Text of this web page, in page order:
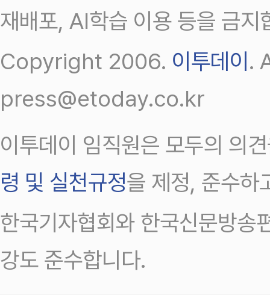
재배포, AI학습 이용 등을 금지
Copyright 2006. 이투데이.
press@etoday.co.kr
이투데이 임직원은 모두의 의
령 및 실천규정을 제정, 준수하
한국기자협회와 한국신문방송
강도 준수합니다.